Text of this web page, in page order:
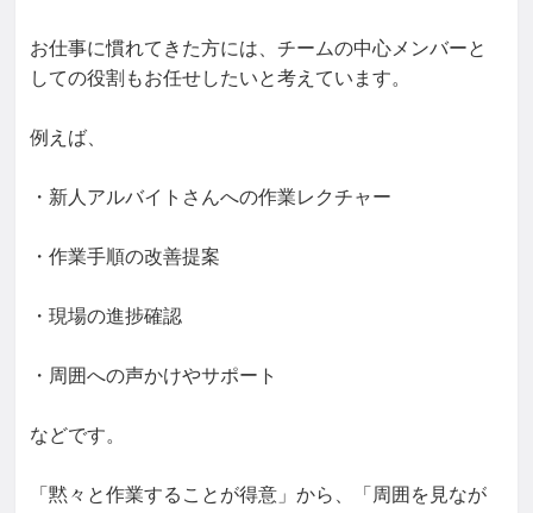
お仕事に慣れてきた方には、チームの中心メンバーと
しての役割もお任せしたいと考えています。
例えば、
・新人アルバイトさんへの作業レクチャー
・作業手順の改善提案
・現場の進捗確認
・周囲への声かけやサポート
などです。
「黙々と作業することが得意」から、「周囲を見なが